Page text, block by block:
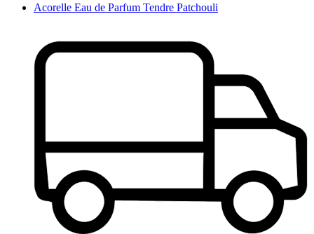
Acorelle Eau de Parfum Tendre Patchouli